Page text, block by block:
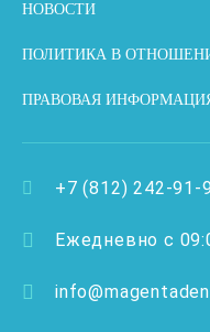
НОВОСТИ
ПОЛИТИКА В
ПРАВОВАЯ
+7 (812) 242-91-
Ежедневно с